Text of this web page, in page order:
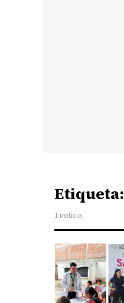
Etiqueta:
1 noticia